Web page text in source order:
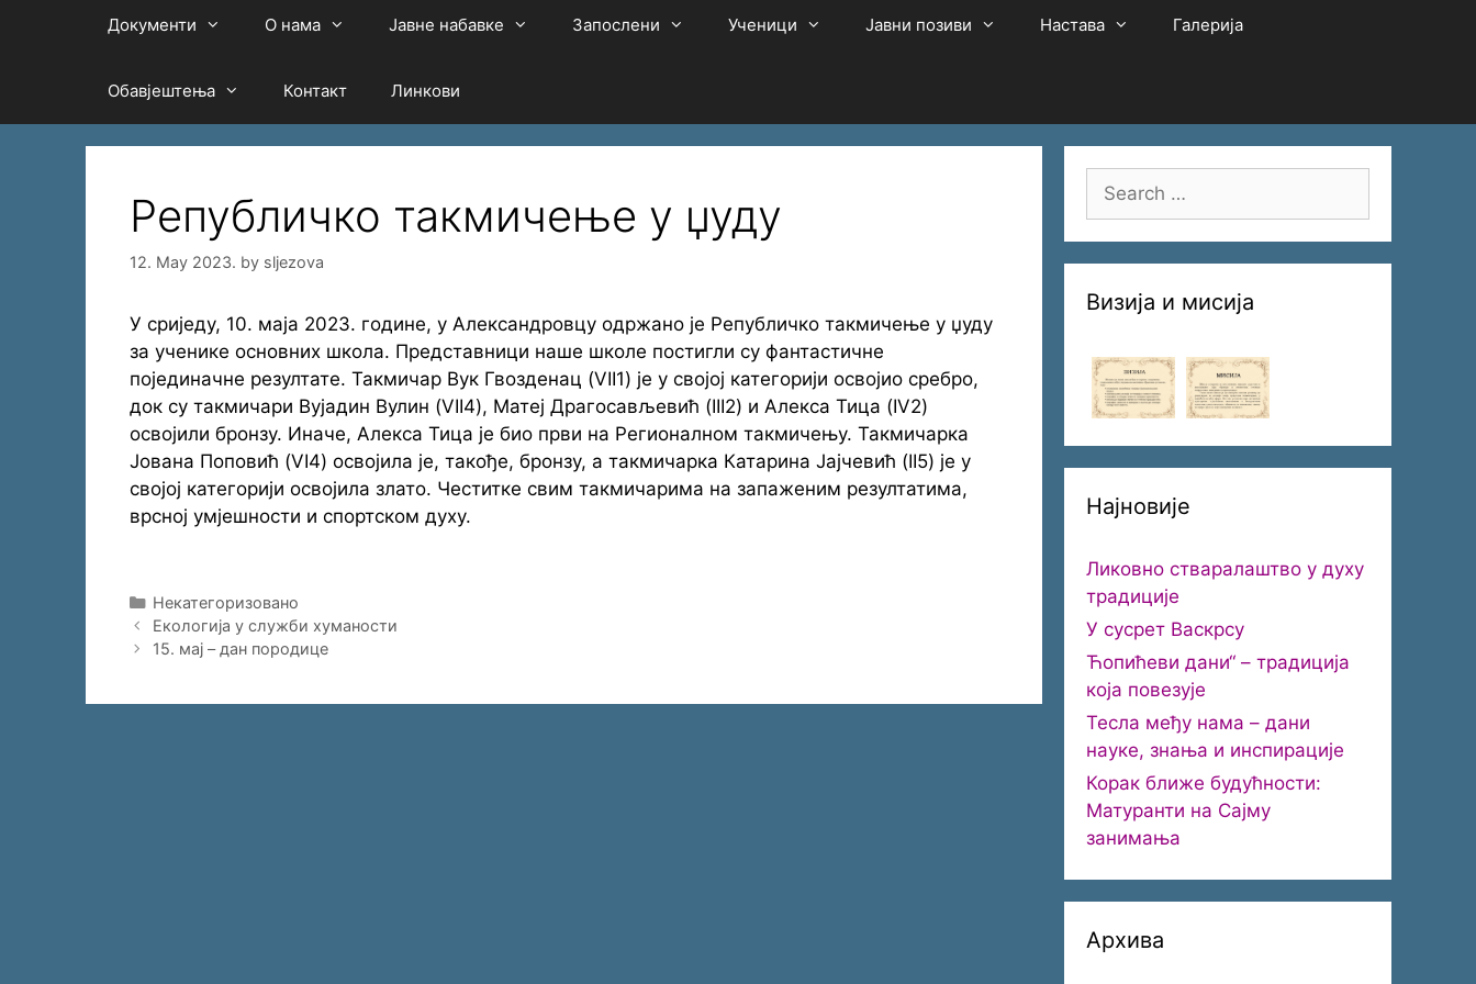
Документи О нама Јавне набавке Запослени Ученици Јавни позиви Настава Галерија
Обавјештења Контакт Линкови
Републичко такмичење у џуду
12. May 2023. by sljezova
У сриједу, 10. маја 2023. године, у Александровцу одржано је Републичко такмичење у џуду
за ученике основних школа. Представници наше школе постигли су фантастичнe
појединачнe резултате. Такмичар Вук Гвозденац (VII1) је у својој категорији освојио сребро,
док су такмичари Вујадин Вулин (VII4), Матеј Драгосављевић (III2) и Алекса Тица (IV2)
освојили бронзу. Иначе, Алекса Тица је био први на Регионалном такмичењу. Такмичарка
Јована Поповић (VI4) освојила је, такође, бронзу, а такмичарка Катарина Јајчевић (II5) је у
својој категорији освојила злато. Честитке свим такмичарима на запаженим резултатима,
врсној умјешности и спортском духу.
Categories
Некатегоризовано
Екологија у служби хуманости
15. мај – дан породице
Search
for:
Визија и мисија
Најновије
Ликовно стваралаштво у духу
традиције
У сусрет Васкрсу
Ћопићеви дани“ – традиција
која повезује
Тесла међу нама – дани
науке, знања и инспирације
Корак ближе будућности:
Матуранти на Сајму
занимања
Архива